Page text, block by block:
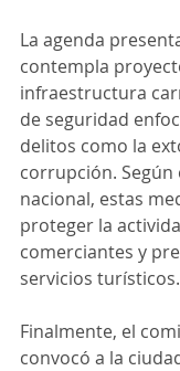
La agenda
contempla
infraestructura
de seguridad
delitos como la
corrupción.
nacional, estas
proteger la
comerciantes y
servicios turísticos.
Finalmente, el
convocó a la